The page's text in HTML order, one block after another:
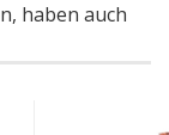
haben auch